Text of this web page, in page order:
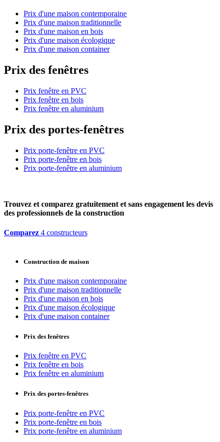
Prix d'une maison contemporaine
Prix d'une maison traditionnelle
Prix d'une maison en bois
Prix d'une maison écologique
Prix d'une maison container
Prix des fenêtres
Prix fenêtre en PVC
Prix fenêtre en bois
Prix fenêtre en aluminium
Prix des portes-fenêtres
Prix porte-fenêtre en PVC
Prix porte-fenêtre en bois
Prix porte-fenêtre en aluminium
Trouvez et comparez gratuitement et sans engagement les devis
des professionnels de la construction
Comparez 4 constructeurs
Construction de maison
Prix d'une maison contemporaine
Prix d'une maison traditionnelle
Prix d'une maison en bois
Prix d'une maison écologique
Prix d'une maison container
Prix des fenêtres
Prix fenêtre en PVC
Prix fenêtre en bois
Prix fenêtre en aluminium
Prix des portes-fenêtres
Prix porte-fenêtre en PVC
Prix porte-fenêtre en bois
Prix porte-fenêtre en aluminium